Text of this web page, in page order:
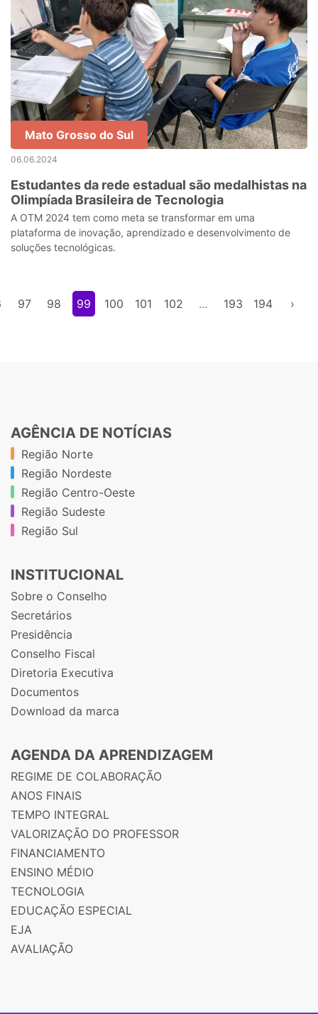
Mato Grosso do Sul
06.06.2024
Estudantes da rede estadual são medalhistas na
Olimpíada Brasileira de Tecnologia
A OTM 2024 tem como meta se transformar em uma
plataforma de inovação, aprendizado e desenvolvimento de
soluções tecnológicas.
97 98 99 100 101 102 ... 193 194 ›
AGÊNCIA DE NOTÍCIAS
Região Norte
Região Nordeste
Região Centro-Oeste
Região Sudeste
Região Sul
INSTITUCIONAL
Sobre o Conselho
Secretários
Presidência
Conselho Fiscal
Diretoria Executiva
Documentos
Download da marca
AGENDA DA APRENDIZAGEM
REGIME DE COLABORAÇÃO
ANOS FINAIS
TEMPO INTEGRAL
VALORIZAÇÃO DO PROFESSOR
FINANCIAMENTO
ENSINO MÉDIO
TECNOLOGIA
EDUCAÇÃO ESPECIAL
EJA
AVALIAÇÃO